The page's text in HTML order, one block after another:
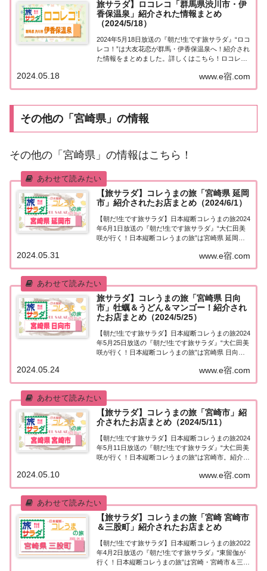
旅サラダ】ロコレコ「群馬県渋川市・伊
香保温泉」紹介された情報まとめ
（2024/5/18）
2024年5月18日放送の『朝だ!生です旅サラダ』“ロコ
レコ！”は大友花恋が群馬・伊香保温泉へ！紹介され
た情報をまとめました。詳しくはこちら！ロコレコ
レコ！」。“旅人”となるリポーターが各地でロコ
（＝地元の人）を訪ね、町の魅力・レコメ...
www.e宿.com
2024.05.18
その他の「宮崎県」の情報
その他の「宮崎県」の情報はこちら！
【旅サラダ】コレうまの旅「宮崎県 延岡
市」紹介されたお店まとめ（2024/6/1）
【朝だ!生です旅サラダ】日本縦断コレうまの旅2024
年6月1日放送の『朝だ!生です旅サラダ』“大仁田美
咲が行く！日本縦断コレうまの旅”は宮崎県 延岡
県 延岡市」「日本縦断コレうまの旅」４代目プレゼ
ントソムリエ・大仁田美咲アナウンサーが...
www.e宿.com
2024.05.31
旅サラダ】コレうまの旅「宮崎県 日向
市」牡蠣＆うどん＆マンゴー！紹介され
たお店まとめ（2024/5/25）
【朝だ!生です旅サラダ】日本縦断コレうまの旅2024
年5月25日放送の『朝だ!生です旅サラダ』“大仁田美
咲が行く！日本縦断コレうまの旅”は宮崎県 日向
県 日向市」「日本縦断コレうまの旅」４代目プレゼ
ントソムリエ・大仁田美咲アナウンサー...
www.e宿.com
2024.05.24
【旅サラダ】コレうまの旅「宮崎市」紹
介されたお店まとめ（2024/5/11）
【朝だ!生です旅サラダ】日本縦断コレうまの旅2024
年5月11日放送の『朝だ!生です旅サラダ』“大仁田美
咲が行く！日本縦断コレうまの旅”は宮崎市。紹介さ
縦断コレうまの旅」４代目プレゼントソムリエ・大
仁田美咲アナウンサーが美味しいもの探...
www.e宿.com
2024.05.10
【旅サラダ】コレうまの旅「宮崎 宮崎市
＆三股町」紹介されたお店まとめ
【朝だ!生です旅サラダ】日本縦断コレうまの旅2022
年4月2日放送の『朝だ!生です旅サラダ』“東留伽が
行く！日本縦断コレうまの旅”は宮崎・宮崎市＆三股